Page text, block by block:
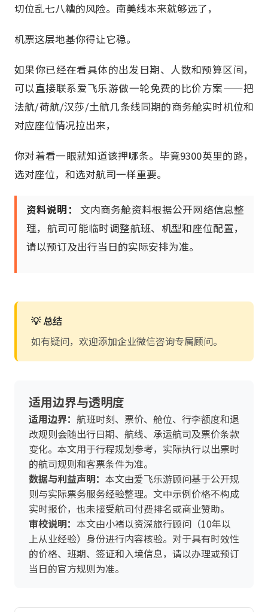
切位乱七八糟的风险。南美线本来就够远了，
机票这层地基你得让它稳。
如果你已经在看具体的出发日期、人数和预算区间，
可以直接联系爱飞乐游做一轮免费的比价方案——把
法航/荷航/汉莎/土航几条线同期的商务舱实时机位和
对应座位情况拉出来，
你对着看一眼就知道该押哪条。毕竟9300英里的路，
选对座位，和选对航司一样重要。
资料说明：
文内商务舱资料根据公开网络信息整
理，航司可能临时调整航班、机型和座位配置，
请以预订及出行当日的实际安排为准。
💡 总结
如有疑问，欢迎添加企业微信咨询专属顾问。
适用边界与透明度
适用边界： 航班时刻、票价、舱位、行李额度和退
改规则会随出行日期、航线、承运航司及票价条款
变化。本文用于行程规划参考，实际执行以出票时
的航司规则和客票条件为准。
数据与利益声明： 本文由爱飞乐游顾问基于公开规
则与实际票务服务经验整理。文中示例价格不构成
实时报价，也未接受航司付费排名或商业赞助。
审校说明： 本文由小褚以资深旅行顾问（10年以
上从业经验）身份进行内容核验。对于具有时效性
的价格、班期、签证和入境信息，请以办理或预订
当日的官方规则为准。